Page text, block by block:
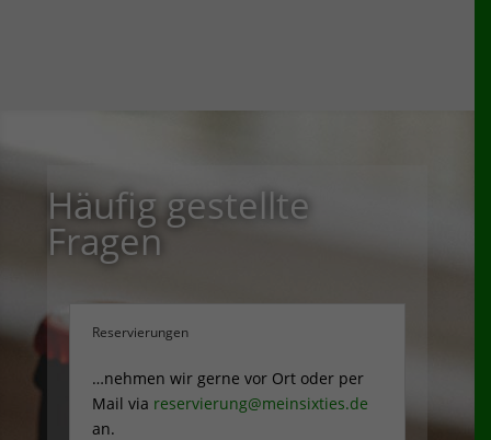
Häufig gestellte
Fragen
Reservierungen
…nehmen wir gerne vor Ort oder per
Mail via reservierung@meinsixties.de
an.